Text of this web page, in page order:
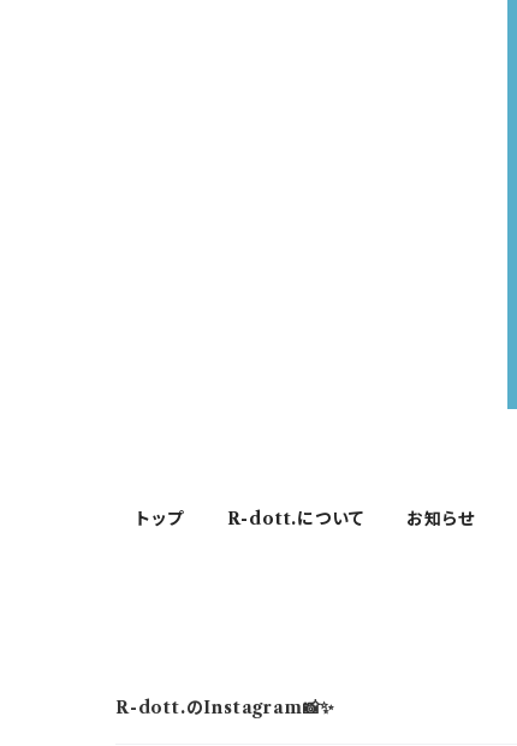
トップ R-dott.について お知らせ
R-dott.のInstagram📸✨